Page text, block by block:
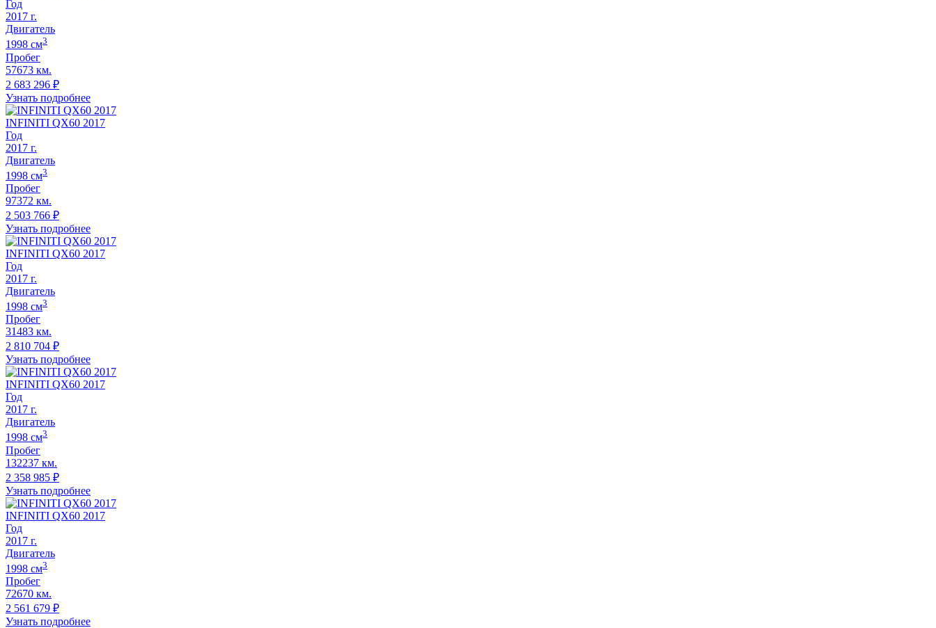
Год
2017 г.
Двигатель
1998 cм3
Пробег
57673 км.
2 683 296 ₽
Узнать подробнее
INFINITI QX60 2017
Год
2017 г.
Двигатель
1998 cм3
Пробег
97372 км.
2 503 766 ₽
Узнать подробнее
INFINITI QX60 2017
Год
2017 г.
Двигатель
1998 cм3
Пробег
31483 км.
2 810 704 ₽
Узнать подробнее
INFINITI QX60 2017
Год
2017 г.
Двигатель
1998 cм3
Пробег
132237 км.
2 358 985 ₽
Узнать подробнее
INFINITI QX60 2017
Год
2017 г.
Двигатель
1998 cм3
Пробег
72670 км.
2 561 679 ₽
Узнать подробнее